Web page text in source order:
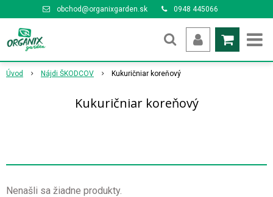
obchod@organixgarden.sk 0948 445066
Úvod Nájdi ŠKODCOV Kukuričniar koreňový
Kukuričniar koreňový
Nenašli sa žiadne produkty.